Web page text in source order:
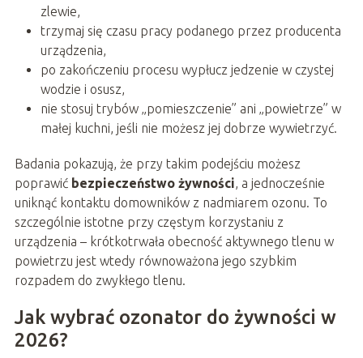
zlewie,
trzymaj się czasu pracy podanego przez producenta
urządzenia,
po zakończeniu procesu wypłucz jedzenie w czystej
wodzie i osusz,
nie stosuj trybów „pomieszczenie” ani „powietrze” w
małej kuchni, jeśli nie możesz jej dobrze wywietrzyć.
Badania pokazują, że przy takim podejściu możesz
poprawić bezpieczeństwo żywności , a jednocześnie
uniknąć kontaktu domowników z nadmiarem ozonu. To
szczególnie istotne przy częstym korzystaniu z
urządzenia – krótkotrwała obecność aktywnego tlenu w
powietrzu jest wtedy równoważona jego szybkim
rozpadem do zwykłego tlenu.
Jak wybrać ozonator do żywności w
2026?